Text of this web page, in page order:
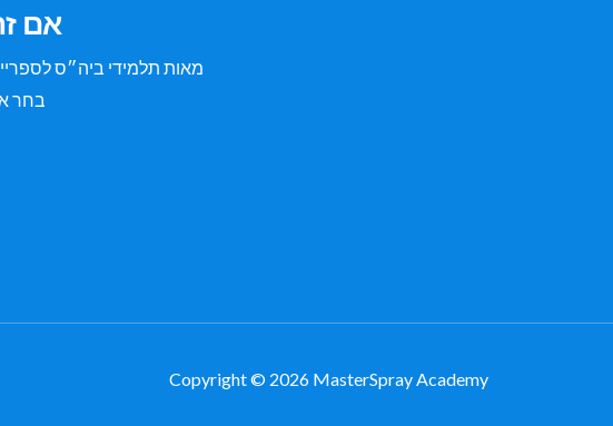
אם
מאות תלמידי ביה״ס
בחר
Copyright © 2026 MasterSpray Academy